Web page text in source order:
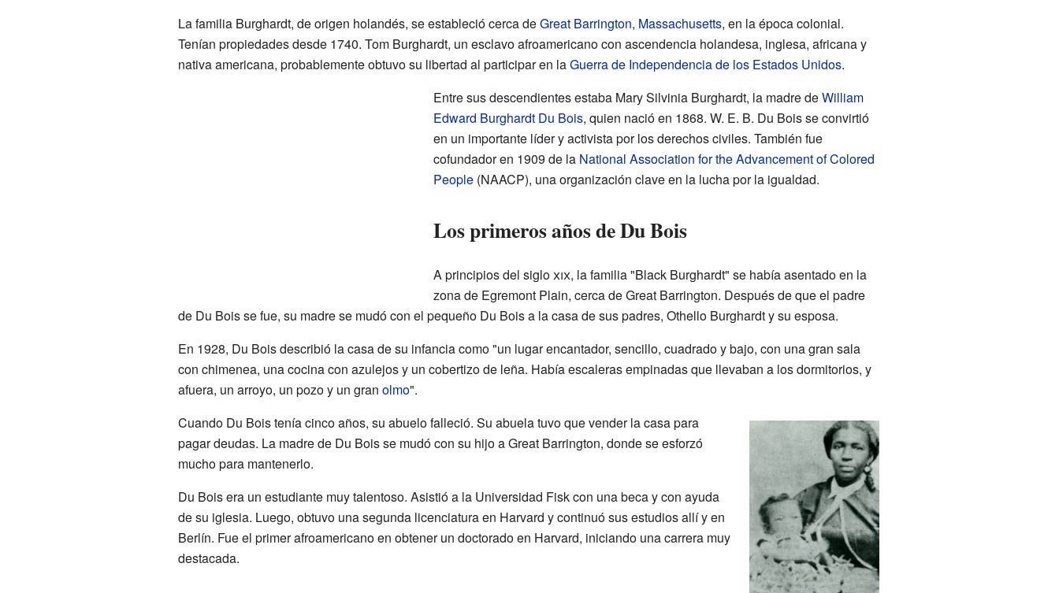
La familia Burghardt, de origen holandés, se estableció cerca deGreat Barrington, Massachusetts, en la época colonial.
Tenían propiedades desde 1740. Tom Burghardt, un esclavo afroamericano con ascendencia holandesa, inglesa, africana y
nativa americana, probablemente obtuvo su libertad al participar en laGuerra de Independencia de los Estados Unidos.
Entre sus descendientes estaba Mary Silvinia Burghardt, la madre deWilliam
Edward Burghardt Du Bois, quien nació en 1868. W. E. B. Du Bois se convirtió
en un importante líder y activista por los derechos civiles. También fue
cofundador en 1909 de la National Association for the Advancement of Colored
People(NAACP), una organización clave en la lucha por la igualdad.
Los primeros años de Du Bois
A principios del sigloxix, la familia "Black Burghardt" se había asentado en la
zona de Egremont Plain, cerca de Great Barrington. Después de que el padre
de Du Bois se fue, su madre se mudó con el pequeño Du Bois a la casa de sus padres, Othello Burghardt y su esposa.
En 1928, Du Bois describió la casa de su infancia como "un lugar encantador, sencillo, cuadrado y bajo, con una gran sala
con chimenea, una cocina con azulejos y un cobertizo de leña. Había escaleras empinadas que llevaban a los dormitorios, y
afuera, un arroyo, un pozo y un gran olmo".
Cuando Du Bois tenía cinco años, su abuelo falleció. Su abuela tuvo que vender la casa para
pagar deudas. La madre de Du Bois se mudó con su hijo a Great Barrington, donde se esforzó
mucho para mantenerlo.
Du Bois era un estudiante muy talentoso. Asistió a la Universidad Fisk con una beca y con ayuda
de su iglesia. Luego, obtuvo una segunda licenciatura en Harvard y continuó sus estudios allí y en
Berlín. Fue el primer afroamericano en obtener un doctorado en Harvard, iniciando una carrera muy
destacada.